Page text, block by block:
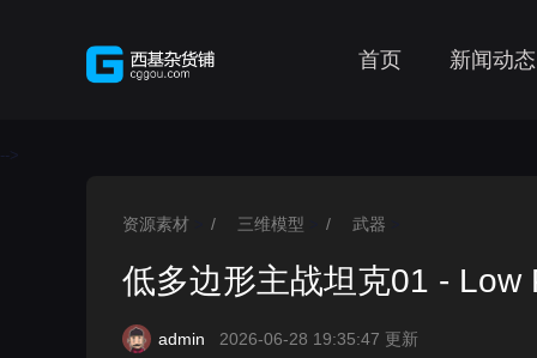
首页 新闻动态
-->
资源素材 / 三维模型 / 武器
低多边形主战坦克01 - Low
admin 2026-06-28 19:35:47 更新